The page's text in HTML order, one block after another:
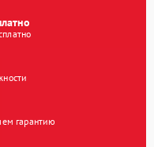
гарантию